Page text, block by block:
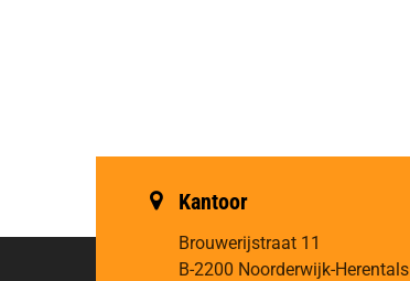
Kantoor
Brouwerijstraat 11
B-2200 Noorderwijk-Herentals